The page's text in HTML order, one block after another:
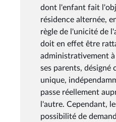
dont l'enfant fait
résidence alternée,
règle de l'unicité de
doit en effet être
administrativement
ses parents, désigné
unique,
passe réellement
l'autre. Cependant,
possibilité de